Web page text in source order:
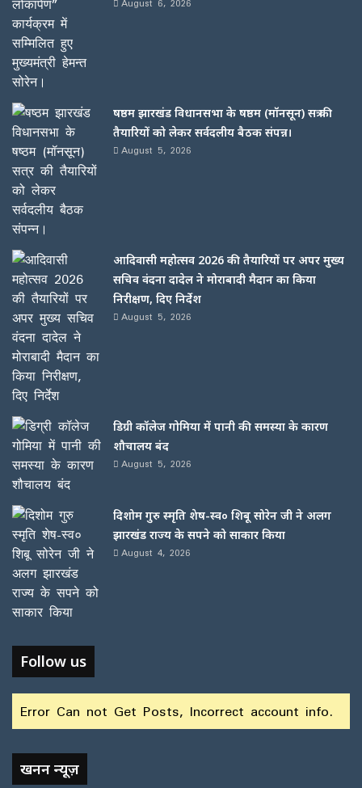
षष्ठम झारखंड विधानसभा के षष्ठम (मॉनसून) सत्र की
तैयारियों को लेकर सर्वदलीय बैठक संपन्न।
August 5, 2026
आदिवासी महोत्सव 2026 की तैयारियों पर अपर मुख्य
सचिव वंदना दादेल ने मोराबादी मैदान का किया
निरीक्षण, दिए निर्देश
August 5, 2026
डिग्री कॉलेज गोमिया में पानी की समस्या के कारण
शौचालय बंद
August 5, 2026
दिशोम गुरु स्मृति शेष-स्व० शिबू सोरेन जी ने अलग
झारखंड राज्य के सपने को साकार किया
August 4, 2026
Follow us
Error Can not Get Posts, Incorrect account info.
खनन न्यूज़